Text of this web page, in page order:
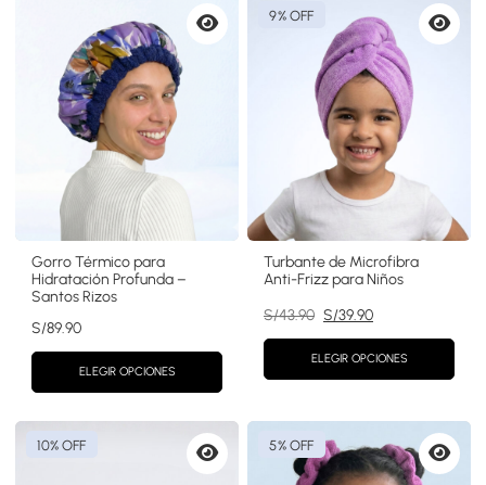
Vista
Gorro Térmico para
Hidratación Profunda –
Santos Rizos
S/89.90
ELEGIR OPCIONES
9% OFF
Vista
Turbante de Microfibra
Anti-Frizz para Niños
S/43.90 El
precio
original
era:
S/39.90El
precio
actual
es:
ELEGIR OPCIONES
10% OFF
Vista
5% OFF
Vista